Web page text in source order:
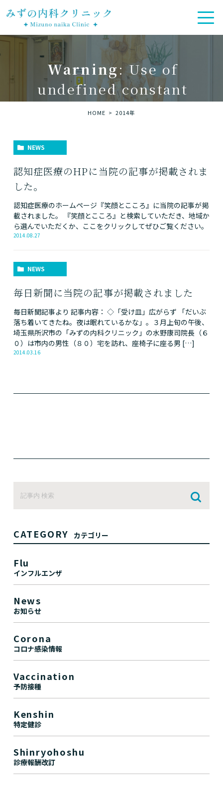
Warning: Use of
undefined constant
is_archive - assumed
throw an Error in a future
version of PHP) in
/home/gd02/mizuno-
naika-
clinic.com/public_html/w
p-
content/themes/genova_t
pl/index.phpon line14
年:
2014年
HOME 2014年
NEWS
認知症医療のHPに当院の記事が掲載されま
した。
認知症医療のホームページ『笑顔とこころ』に当院の記事が掲
載されました。 『笑顔とこころ』と検索していただき、地域か
ら選んでいただくか、ここをクリックしてぜひご覧ください。
2014.08.27
NEWS
毎日新聞に当院の記事が掲載されました
毎日新聞記事より 記事内容： ◇「受け皿」広がらず 「だいぶ
落ち着いてきたね。夜は眠れているかな」。３月上旬の午後、
埼玉県所沢市の「みずの内科クリニック」の水野康司院長（６
０）は市内の男性（８０）宅を訪れ、座椅子に座る男 […]
2014.03.16
CATEGORY カテゴリー
Flu
インフルエンザ
News
お知らせ
Corona
コロナ感染情報
Vaccination
予防接種
Kenshin
特定健診
Shinryohoshu
診療報酬改訂